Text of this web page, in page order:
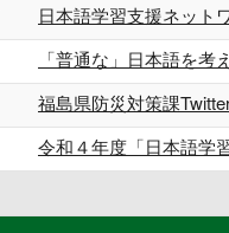
日本語学習支援ネット
「普通な」日本語を考
福島県防災対策課
令和４年度「日本語学